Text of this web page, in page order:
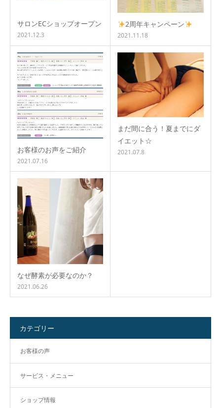
サロンECショップオープン
2021.12.3
2周年キャンペーン
2021.11.18
お客様のお声をご紹介
2021.07.16
まだ間に合う！夏までにダ
イエット☆
2021.07.8
なぜ酵素が必要なのか？
2021.06.26
カテゴリー
お客様の声
サービス・メニュー
ショップ情報